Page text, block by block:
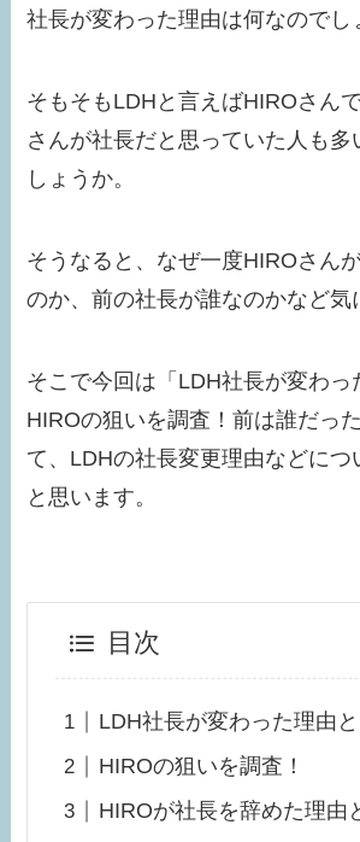
社長が変わった理由は何なのでし
そもそもLDHと言えばHIROさん
さんが社長だと思っていた人も
しょうか。
そうなると、なぜ一度HIROさん
のか、前の社長が誰なのかなど気
そこで今回は「LDH社長が変わっ
HIROの狙いを調査！前は誰だっ
て、LDHの社長変更理由などにつ
と思います。
目次
LDH社長が変わった理由と
HIROの狙いを調査！
HIROが社長を辞めた理由